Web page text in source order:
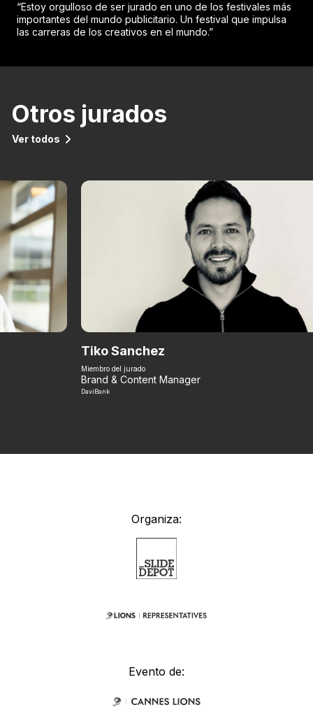
“Estoy orgulloso de ser jurado en uno de los festivales más
importantes del mundo publicitario. Un festival que impulsa
las carreras de los creativos en el mundo.”
Otros jurados
Ver todos
Tiko Sanchez
Miembro del jurado
Brand & Content Manager
DaviBank
Organiza:
Evento de: